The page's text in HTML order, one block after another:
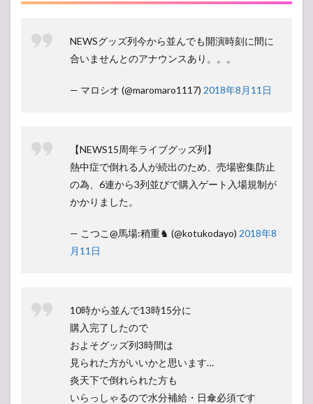
NEWSグッズ列今から並んでも開演時刻に間に
合いませんとのアナウンスあり。。。
— マロシオ (@maromaro1117) 2018年8月11日
【NEWS15周年ライブグッズ列】
熱中症で倒れる人が続出のため、売場密集防止
の為、6連から3列並びで購入ゲート入場規制が
かかりました。
— こつこ@馬場:稍重♞ (@kotukodayo) 2018年8
月11日
10時から並んで13時15分に
購入完了したので
およそグッズ列3時間は
見られた方がいいかと思います…
炎天下で倒れられた方も
いらっしゃるので水分補給・日傘必須です